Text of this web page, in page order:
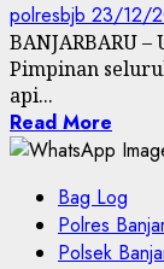
polresbjb 23/12/
BANJARBARU
Pimpinan
api...
Read More
Bag Log
Polres
Polsek